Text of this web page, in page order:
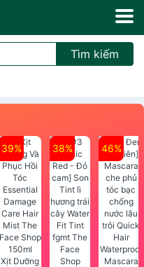
Tìm kiếm
39%
Xịt Dưỡng
38% 46%